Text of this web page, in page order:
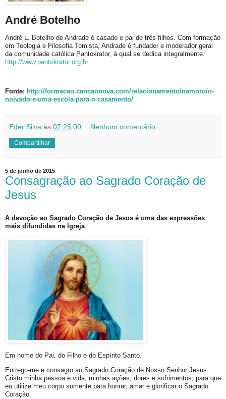
André Botelho
André L. Botelho de Andrade é casado e pai de três filhos. Com formação
em Teologia e Filosofia Tomista, Andrade é fundador e moderador geral
da comunidade católica Pantokrator, à qual se dedica integralmente.
http://www.pantokrator.org.br
Fonte: http://formacao.cancaonova.com/relacionamento/namoro/o-
noivado-e-uma-escola-para-o-casamento/
Eder Silva às 07:25:00 Nenhum comentário:
Compartilhar
5 de junho de 2015
Consagração ao Sagrado Coração de
Jesus
A devoção ao Sagrado Coração de Jesus é uma das expressões
mais difundidas na Igreja
Em nome do Pai, do Filho e do Espírito Santo.
Entrego-me e consagro ao Sagrado Coração de Nosso Senhor Jesus
Cristo minha pessoa e vida, minhas ações, dores e sofrimentos, para que
eu utilize meu corpo somente para honrar, amar e glorificar o Sagrado
Coração.